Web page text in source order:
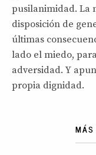
pusilanimidad. La
disposición de
últimas
lado el miedo,
adversidad. Y
propia dignidad.